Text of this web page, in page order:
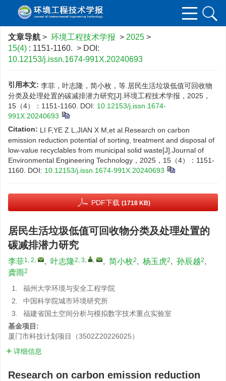
文章导航 > 环境工程技术学报 > 2025 >
15(4) : 1151-1160. > DOI:
10.12153/j.issn.1674-991X.20240693
引用本文: 李菲，叶志隆，简小枚，等.居民生活垃圾低值可回收物
分类及处理处置的碳减排潜力研究[J].环境工程技术学报，2025，
15（4）：1151-1160. DOI: 10.12153/j.issn.1674-
991X.20240693
Citation: LI F,YE Z L,JIAN X M,et al.Research on carbon
emission reduction potential of sorting, treatment and disposal of
low-value recyclables from municipal solid waste[J].Journal of
Environmental Engineering Technology，2025，15（4）：1151-
1160. DOI: 10.12153/j.issn.1674-991X.20240693
PDF下载 (1718 KB)
居民生活垃圾低值可回收物分类及处理处置的
碳减排潜力研究
李菲1, 2, , 叶志隆2, 3, , , 简小枚2, 杨玉虎2, 孙辰越2,
龚雨2
1.
福州大学环境与安全工程学院
2.
中国科学院城市环境研究所
3.
福建省国土空间分析与模拟数字技术重点实验室
基金项目:
厦门市科技计划项目（3502Z20226025）
详细信息
Research on carbon emission reduction